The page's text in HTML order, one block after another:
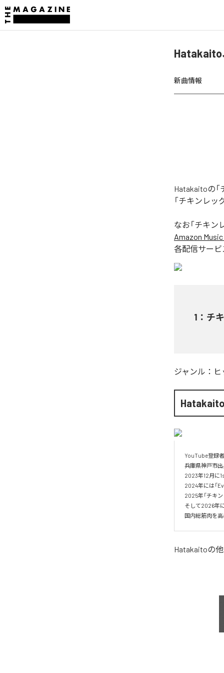
Hatakaito
新曲情報
Hatakaitoの
「チキンレッ
なお「チキン
Amazon
各配信サービ
1 ： チ
ジャンル：
Hatakaito
YouTube登録者
兵庫県神戸市出
2023年12月に
2024年には「
2025年「チキ
そして2026年
国内総筋肉を
Hatakaitoの